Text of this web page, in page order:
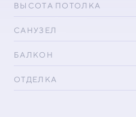
ВЫСОТА ПОТОЛКА
САНУЗЕЛ
БАЛКОН
ОТДЕЛКА